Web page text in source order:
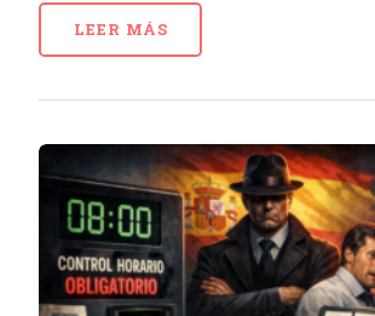
LEER MÁS